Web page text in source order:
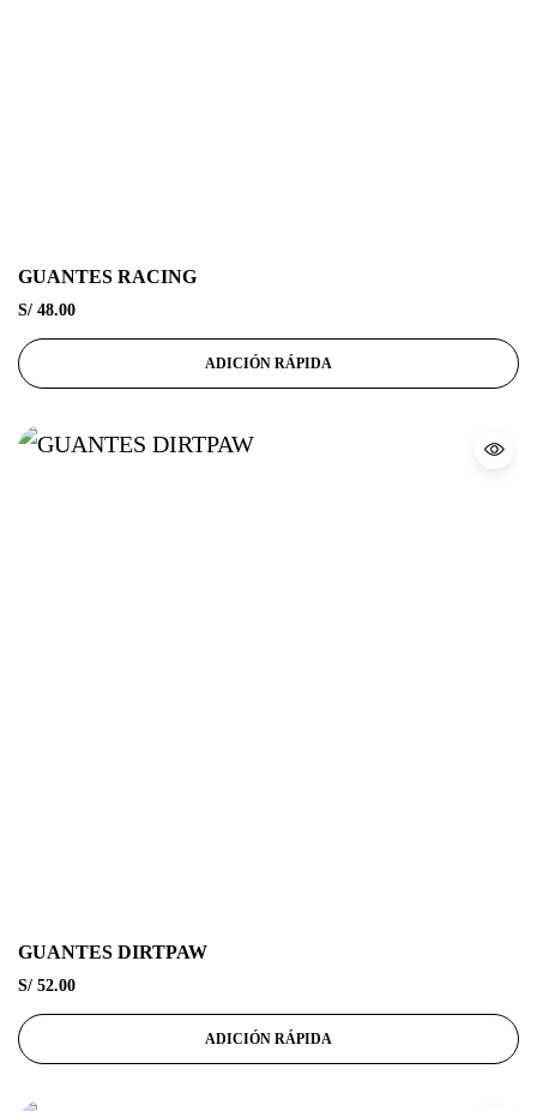
GUANTES RACING
S/ 48.00
ADICIÓN RÁPIDA
GUANTES DIRTPAW
S/ 52.00
ADICIÓN RÁPIDA